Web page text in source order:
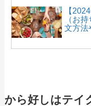
【
（お
文方法
から好しはテイ